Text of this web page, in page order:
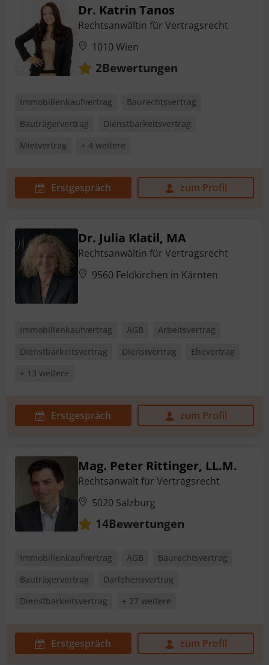
Dr. Katrin Tanos
Rechtsanwältin für Vertragsrecht
1010 Wien
2Bewertungen
Immobilienkaufvertrag
Baurechtsvertrag
Bauträgervertrag
Dienstbarkeitsvertrag
Mietvertrag
+ 4 weitere
Erstgespräch zum Profil
Dr. Julia Klatil, MA
Rechtsanwältin für Vertragsrecht
9560 Feldkirchen in Kärnten
Immobilienkaufvertrag AGB
Arbeitsvertrag
Dienstbarkeitsvertrag
Dienstvertrag
Ehevertrag
+ 13 weitere
Erstgespräch zum Profil
Mag. Peter Rittinger, LL.M.
Rechtsanwalt für Vertragsrecht
5020 Salzburg
14Bewertungen
Immobilienkaufvertrag AGB
Baurechtsvertrag
Bauträgervertrag
Darlehensvertrag
Dienstbarkeitsvertrag
+ 27 weitere
Erstgespräch zum Profil